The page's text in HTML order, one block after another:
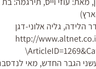
הלידה, גליה אלוני-דגן
http://